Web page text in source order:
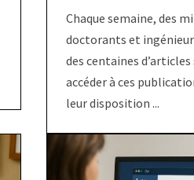
Chaque semaine, des
doctorants et
des centaines
accéder à ces
leur disposition ...